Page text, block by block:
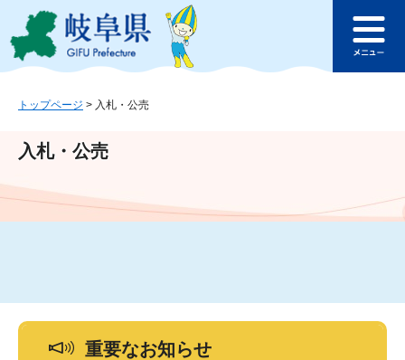
ジ
ュ
文
このページの本文へ
ュ
トップページ > 入札・公売
入札・公売
重要なお知らせ